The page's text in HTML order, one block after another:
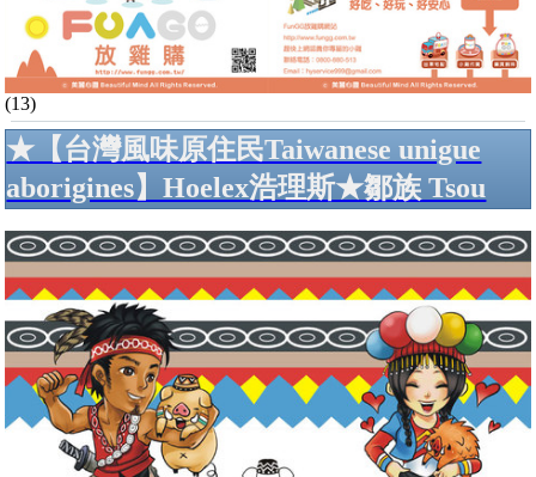
(13)
★【台灣風味原住民Taiwanese unigue
aborigines】Hoelex浩理斯★鄒族 Tsou